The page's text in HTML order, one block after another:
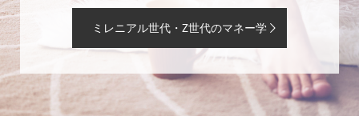
ミレニアル世代・Z世代のマネー学